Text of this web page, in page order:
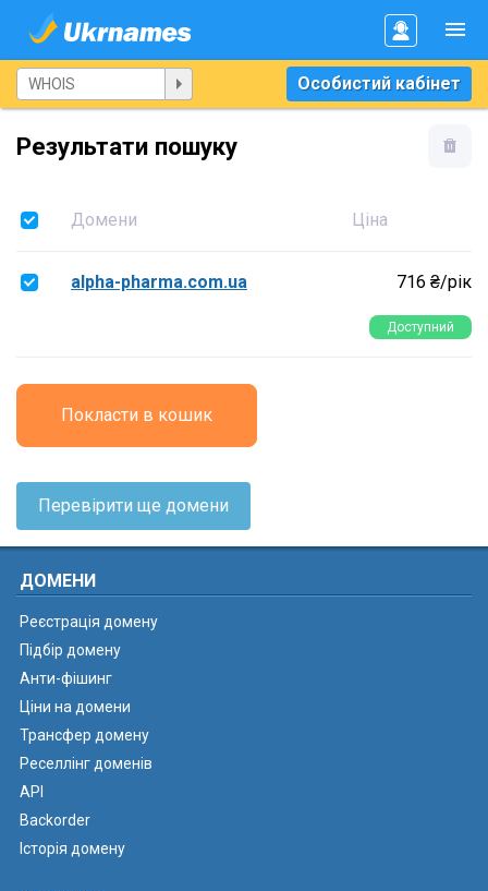
Особистий кабінет
Результати пошуку
Домени Ціна
alpha-pharma.com.ua 716 ₴/рік
Доступний
Покласти в кошик
Перевірити ще домени
ДОМЕНИ
Реєстрація домену
Підбір домену
Анти-фішинг
Ціни на домени
Трансфер домену
Реселлінг доменів
API
Backorder
Історія домену